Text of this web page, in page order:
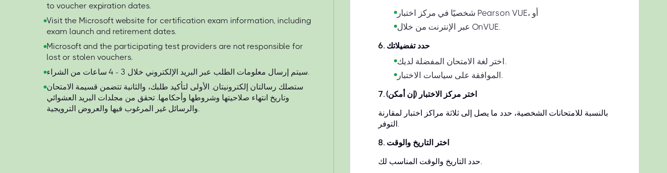
to voucher expiration dates.
Visit the Microsoft website for certification exam information, including
exam launch and retirement dates.
Microsoft and the participating test providers are not responsible for
lost or stolen vouchers.
سيتم إرسال معلومات الطلب عبر البريد الإلكتروني خلال 3 - 4 ساعات من الشراء.
ستصلك رسالتان إلكترونيتان. الأولى لتأكيد طلبك، والثانية تتضمن قسيمة الامتحان
وتاريخ انتهاء صلاحيتها وشروطها وأحكامها. تحقق من مجلدات البريد العشوائي
والرسائل غير المرغوب فيها والعروض الترويجية.
شخصيًا في مركز اختبار Pearson VUE، أو
عبر الإنترنت من خلال OnVUE.
6. حدد تفضيلاتك
اختر لغة الامتحان المفضلة لديك.
الموافقة على سياسات الاختبار.
7.اختر مركز الاختبار (إن أمكن)
بالنسبة للامتحانات الشخصية، حدد ما يصل إلى ثلاثة مراكز اختبار لمقارنة
التوفر.
8. اختر التاريخ والوقت
حدد التاريخ والوقت المناسب لك.